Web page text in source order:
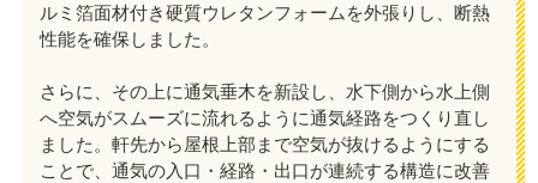
ルミ箔面材付き硬質ウレタンフォームを外張りし、断熱
性能を確保しました。
さらに、その上に通気垂木を新設し、水下側から水上側
へ空気がスムーズに流れるように通気経路をつくり直し
ました。軒先から屋根上部まで空気が抜けるようにする
ことで、通気の入口・経路・出口が連続する構造に改善